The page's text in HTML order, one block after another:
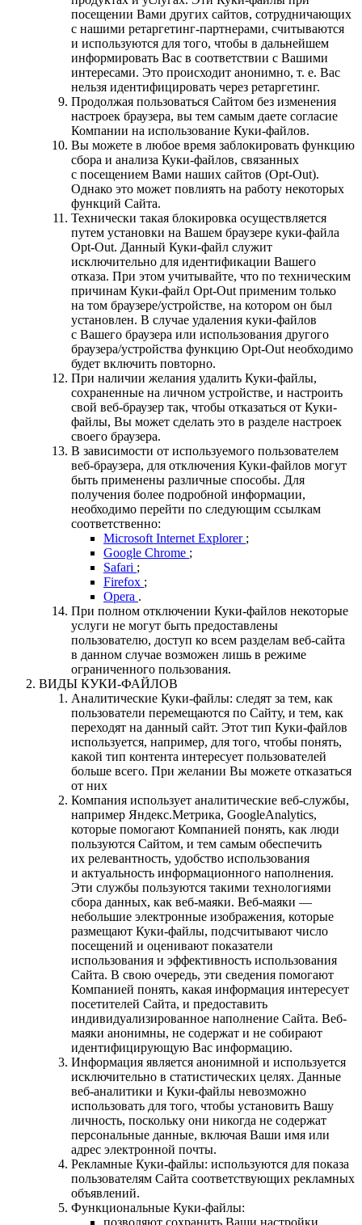
посещении Вами других сайтов, сотрудничающих
с нашими ретаргетинг-партнерами, считываются
и используются для того, чтобы в дальнейшем
информировать Вас в соответствии с Вашими
интересами. Это происходит анонимно, т. е. Вас
нельзя идентифицировать через ретаргетинг.
Продолжая пользоваться Сайтом без изменения
настроек браузера, вы тем самым даете согласие
Компании на использование Куки-файлов.
Вы можете в любое время заблокировать функцию
сбора и анализа Куки-файлов, связанных
с посещением Вами наших сайтов (Opt-Out).
Однако это может повлиять на работу некоторых
функций Сайта.
Технически такая блокировка осуществляется
путем установки на Вашем браузере куки-файла
Opt-Out. Данный Куки-файл служит
исключительно для идентификации Вашего
отказа. При этом учитывайте, что по техническим
причинам Куки-файл Opt-Out применим только
на том браузере/устройстве, на котором он был
установлен. В случае удаления куки-файлов
с Вашего браузера или использования другого
браузера/устройства функцию Opt-Out необходимо
будет включить повторно.
При наличии желания удалить Куки-файлы,
сохраненные на личном устройстве, и настроить
свой веб-браузер так, чтобы отказаться от Куки-
файлы, Вы может сделать это в разделе настроек
своего браузера.
В зависимости от используемого пользователем
веб-браузера, для отключения Куки-файлов могут
быть применены различные способы. Для
получения более подробной информации,
необходимо перейти по следующим ссылкам
соответственно:
Microsoft Internet Explorer ;
Google Chrome ;
Safari ;
Firefox ;
Opera .
При полном отключении Куки-файлов некоторые
услуги не могут быть предоставлены
пользователю, доступ ко всем разделам веб-сайта
в данном случае возможен лишь в режиме
ограниченного пользования.
ВИДЫ КУКИ-ФАЙЛОВ
Аналитические Куки-файлы: следят за тем, как
пользователи перемещаются по Сайту, и тем, как
переходят на данный сайт. Этот тип Куки-файлов
используется, например, для того, чтобы понять,
какой тип контента интересует пользователей
больше всего. При желании Вы можете отказаться
от них
Компания использует аналитические веб-службы,
например Яндекс.Метрика, GoogleAnalytics,
которые помогают Компанией понять, как люди
пользуются Сайтом, и тем самым обеспечить
их релевантность, удобство использования
и актуальность информационного наполнения.
Эти службы пользуются такими технологиями
сбора данных, как веб-маяки. Веб-маяки —
небольшие электронные изображения, которые
размещают Куки-файлы, подсчитывают число
посещений и оценивают показатели
использования и эффективность использования
Сайта. В свою очередь, эти сведения помогают
Компанией понять, какая информация интересует
посетителей Сайта, и предоставить
индивидуализированное наполнение Сайта. Веб-
маяки анонимны, не содержат и не собирают
идентифицирующую Вас информацию.
Информация является анонимной и используется
исключительно в статистических целях. Данные
веб-аналитики и Куки-файлы невозможно
использовать для того, чтобы установить Вашу
личность, поскольку они никогда не содержат
персональные данные, включая Ваши имя или
адрес электронной почты.
Рекламные Куки-файлы: используются для показа
пользователям Сайта соответствующих рекламных
объявлений.
Функциональные Куки-файлы:
позволяют сохранить Ваши настройки